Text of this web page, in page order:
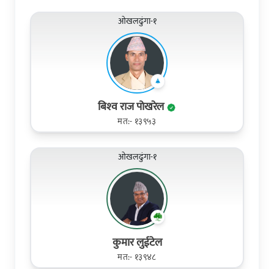
ओखलढुंगा-१
बिश्‍व राज पोखरेल
मत:- १३९५३
ओखलढुंगा-१
कुमार लुईटेल
मत:- १३९४८